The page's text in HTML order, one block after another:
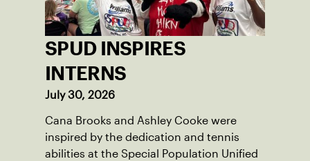
SPUD INSPIRES
INTERNS
July 30, 2026
Cana Brooks and Ashley Cooke were
inspired by the dedication and tennis
abilities at the Special Population Unified